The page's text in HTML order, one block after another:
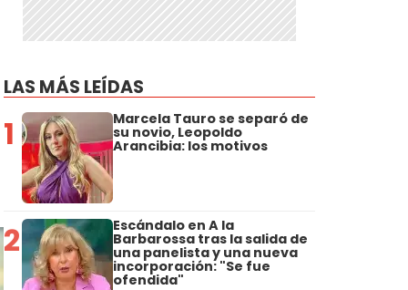
LAS MÁS LEÍDAS
1 Marcela Tauro se separó de
su novio, Leopoldo
Arancibia: los motivos
2 Escándalo en A la
Barbarossa tras la salida de
una panelista y una nueva
incorporación: "Se fue
ofendida"